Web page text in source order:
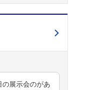
展示会のがあ